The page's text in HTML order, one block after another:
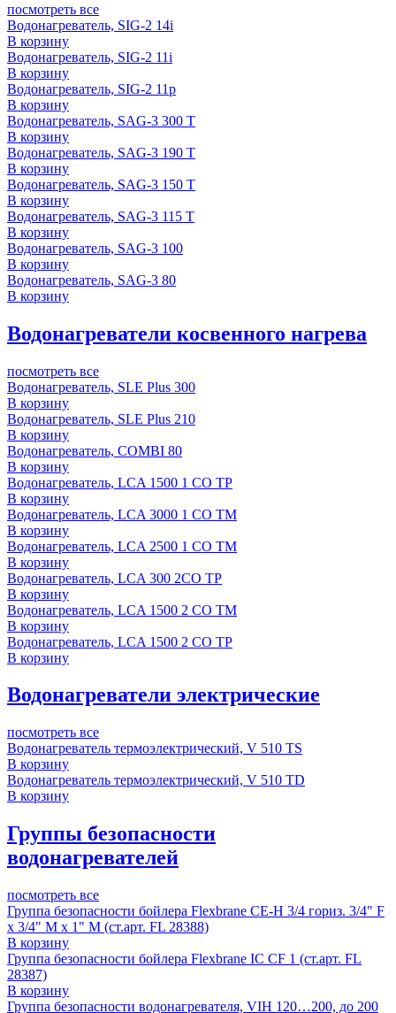
посмотреть все
Водонагреватель, SIG-2 14i
В корзину
Водонагреватель, SIG-2 11i
В корзину
Водонагреватель, SIG-2 11p
В корзину
Водонагреватель, SAG-3 300 T
В корзину
Водонагреватель, SAG-3 190 T
В корзину
Водонагреватель, SAG-3 150 T
В корзину
Водонагреватель, SAG-3 115 T
В корзину
Водонагреватель, SAG-3 100
В корзину
Водонагреватель, SAG-3 80
В корзину
Водонагреватели косвенного нагрева
посмотреть все
Водонагреватель, SLE Plus 300
В корзину
Водонагреватель, SLE Plus 210
В корзину
Водонагреватель, COMBI 80
В корзину
Водонагреватель, LCA 1500 1 CO TP
В корзину
Водонагреватель, LCA 3000 1 CO TM
В корзину
Водонагреватель, LCA 2500 1 CO TM
В корзину
Водонагреватель, LCA 300 2CO TP
В корзину
Водонагреватель, LCA 1500 2 CO TM
В корзину
Водонагреватель, LCA 1500 2 CO TP
В корзину
Водонагреватели электрические
посмотреть все
Водонагреватель термоэлектрический, V 510 TS
В корзину
Водонагреватель термоэлектрический, V 510 TD
В корзину
Группы безопасности
водонагревателей
посмотреть все
Группа безопасности бойлера Flexbrane CE-H 3/4 гориз. 3/4" F
x 3/4" M x 1" M (ст.арт. FL 28388)
В корзину
Группа безопасности бойлера Flexbrane IC CF 1 (ст.арт. FL
28387)
В корзину
Группа безопасности водонагревателя, VIH 120…200, до 200